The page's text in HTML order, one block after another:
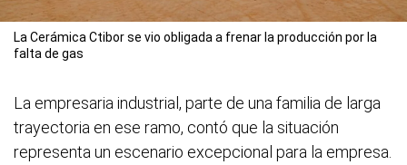
La Cerámica Ctibor se vio obligada a frenar la producción por la
falta de gas
La empresaria industrial, parte de una familia de larga
trayectoria en ese ramo, contó que la situación
representa un escenario excepcional para la empresa.